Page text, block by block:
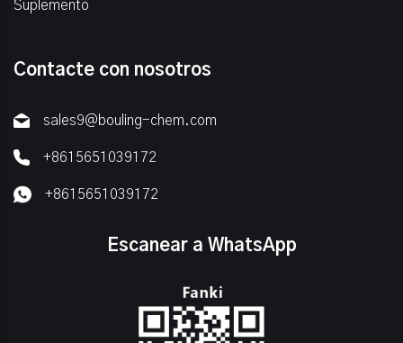
Suplemento
Contacte con nosotros
sales9@bouling-chem.com
+8615651039172
+8615651039172
Escanear a WhatsApp